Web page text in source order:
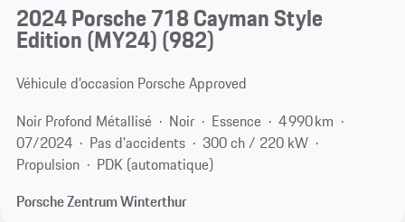
2024 Porsche 718 Cayman Style
Edition (MY24)(982)
Véhicule d’occasion Porsche Approved
Noir Profond Métallisé
Noir Essence
4 990 km
07/2024
Pas d'accidents
300 ch / 220 kW
Propulsion
PDK (automatique)
Porsche Zentrum Winterthur